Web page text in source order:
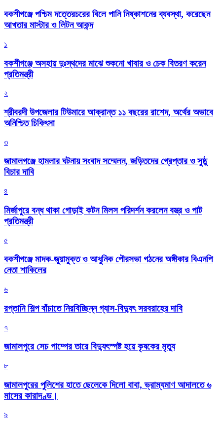
বকশীগঞ্জে পশ্চিম দত্তেরচরের বিলে পানি নিষ্কাশনের ব্যবস্থা, করেছেন
আখতার মাস্টার ও লিটন আকন্দ
১
বকশীগঞ্জে অসহায় দুঃস্থদের মাঝে শুকনো খাবার ও চেক বিতরণ করেন
প্রতিমন্ত্রী
২
শ্রীবরদী উপজেলার টিউমারে আক্রান্ত ১১ বছরের রাশেদ, অর্থের অভাবে
অনিশ্চিত চিকিৎসা
৩
জামালগঞ্জে হামলার ঘটনায় সংবাদ সম্মেলন, জড়িতদের গ্রেপ্তার ও সুষ্ঠু
বিচার দাবি
৪
মির্জাপুরে বন্ধ থাকা গোড়াই কটন মিলস পরিদর্শন করলেন বস্ত্র ও পাট
প্রতিমন্ত্রী
৫
বকশীগঞ্জে মাদক-জুয়ামুক্ত ও আধুনিক পৌরসভা গঠনের অঙ্গীকার বিএনপি
নেতা শাকিলের
৬
রপ্তানি শিল্প বাঁচাতে নিরবিচ্ছিন্ন গ্যাস-বিদ্যুৎ সরবরাহের দাবি
৭
জামালপুরে সেচ পাম্পের তারে বিদ্যুৎস্পষ্ট হয়ে কৃষকের মৃত্যু
৮
জামালপুরের পুলিশের হাতে ছেলেকে দিলো বাবা, ভ্রাম্যমাণ আদালতে ৬
মাসের কারাদণ্ড।
৯